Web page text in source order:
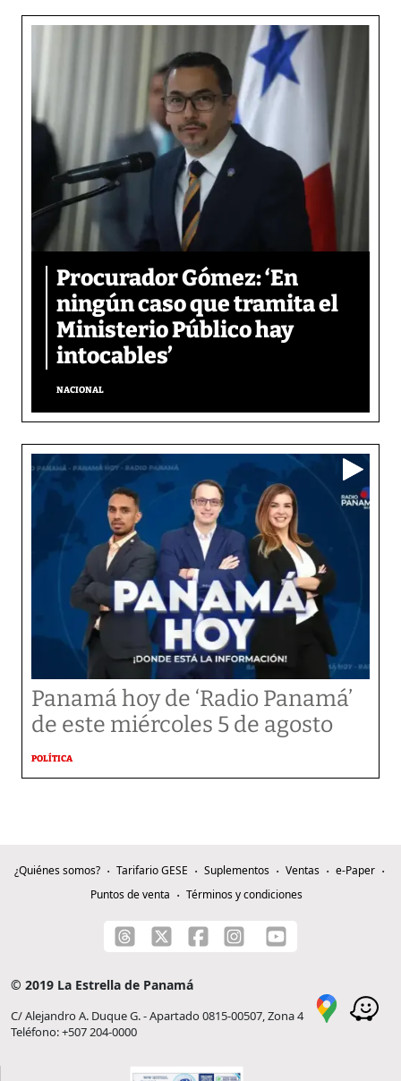
Procurador Gómez: ‘En
ningún caso que tramita el
Ministerio Público hay
intocables’
NACIONAL
Panamá hoy de ‘Radio Panamá’
de este miércoles 5 de agosto
POLÍTICA
¿Quiénes somos? Tarifario GESE Suplementos Ventas
e-Paper
Puntos de venta
Términos y condiciones
© 2019 La Estrella de Panamá
C/ Alejandro A. Duque G. - Apartado 0815-00507, Zona 4
Teléfono: +507 204-0000